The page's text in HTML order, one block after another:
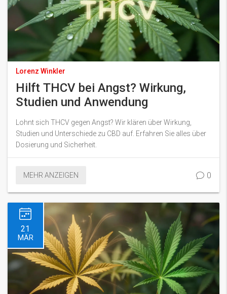
Lorenz Winkler
Hilft THCV bei Angst? Wirkung,
Studien und Anwendung
Lohnt sich THCV gegen Angst? Wir klären über Wirkung,
Studien und Unterschiede zu CBD auf. Erfahren Sie alles über
Dosierung und Sicherheit.
MEHR ANZEIGEN 0
21
MÄR